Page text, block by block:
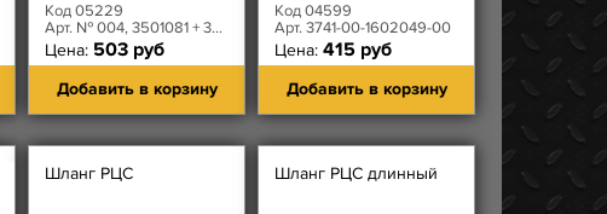
Код 05229
Арт. № 004, 3501081 + 3501082 + 3506013
Цена: 503 руб
Добавить в корзину
Код 04599
Арт. 3741-00-1602049-00
Цена: 415 руб
Добавить в корзину
Шланг РЦС Шланг РЦС длинный